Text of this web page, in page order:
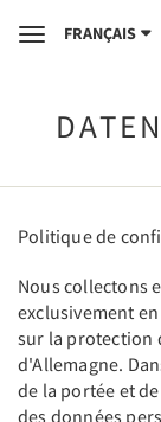
ToggleFRANÇAIS
Politique de
Nous collectons
exclusivement
sur la protection
d'Allemagne.
de la portée et
des données